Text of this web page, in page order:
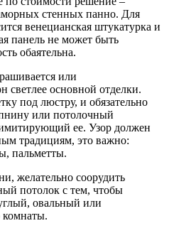
стенных панно. Для
венецианская штукатурка и
панель не может быть
обаятельна.
или
светлее основной отделки.
под люстру, и обязательно
или потолочный
ее. Узор должен
традициям, это важно:
пальметты.
желательно соорудить
потолок с тем, чтобы
овальный или
комнаты.